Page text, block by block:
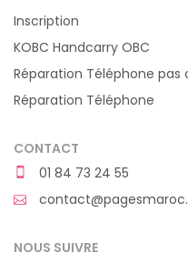
Inscription
KOBC Handcarry OBC
Réparation Téléphone pas
Réparation Téléphone
CONTACT
01 84 73 24 55
NOUS SUIVRE